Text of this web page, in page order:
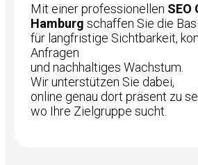
Mit einer professionellen SEO
Hamburg schaffen Sie die
für langfristige Sichtbarkeit,
Anfragen
und nachhaltiges Wachstum.
Wir unterstützen Sie dabei,
online genau dort präsent zu
wo Ihre Zielgruppe sucht.